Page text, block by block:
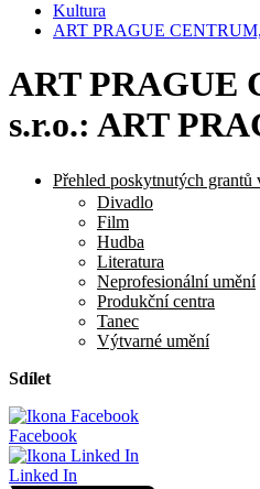
Kultura
ART PRAGUE
ART PRAGUE
s.r.o.: ART
Přehled poskytnutých grantů
Divadlo
Film
Hudba
Literatura
Neprofesionální umění
Produkční centra
Tanec
Výtvarné umění
Sdílet
Facebook
Linked In